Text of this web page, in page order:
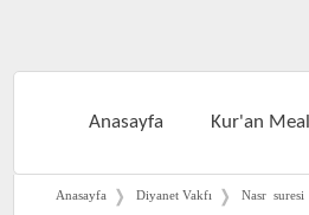
Anasayfa Kur'an
Anasayfa ❭ Diyanet Vakfı ❭ Nasr suresi